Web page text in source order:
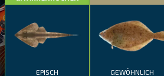
EPISCH GEWÖHNLICH